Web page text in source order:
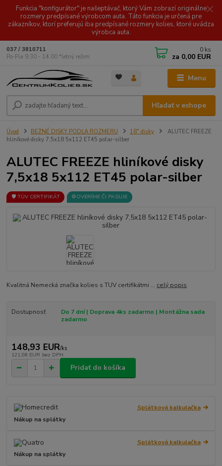
Funkcia "konfigurátor" je našeptávač, ktorý Vám zobrazí originálne
rozmery predpísané výrobcom auta. Táto funkcia je určená pre
zákazníkov, ktorí preferujú iba predpísané rozmery kolies, ktoré uvádza
výrobca auta.
Menu
Hľadať v eshope
037 / 3810711
Po-Pia 9.30 - 14.00 *letný režim
0 ks
za 0,00 EUR
Úvod BEŽNÉ DISKY PODĽA ROZMERU 18" disky
ALUTEC FREEZE
hliníkové disky 7,5x18 5x112 ET45 polar-silber
ALUTEC FREEZE hliníkové disky
7,5x18 5x112 ET45 polar-silber
🛡️ TÜV CERTIFIKÁT ⚙️OVERÍME ČI PASUJE
Kvalitná Nemecká značka kolies s TUV certifikátmi ... celý popis
Dostupnosť
Do 7 dní | Doprava 4ks zadarmo | Montážna sada
zadarmo
148,93 EUR/ks
121,08 EUR bez DPH
Pridať do košíka
Splátková kalkulačka
Nákup na splátky
Splátková kalkulačka
Nákup na splátky